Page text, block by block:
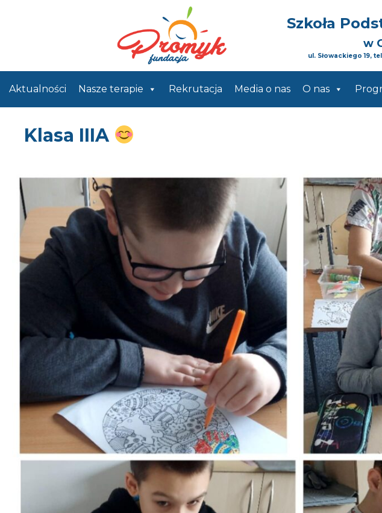
Szkoła
w
ul. Słowackiego 19,
Aktualności Nasze terapie Rekrutacja Media o nas O nas
Klasa IIIA